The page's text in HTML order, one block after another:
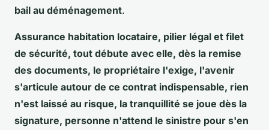
bail au déménagement.
Assurance habitation locataire, pilier légal et filet
de sécurité, tout débute avec elle, dès la remise
des documents, le propriétaire l'exige, l'avenir
s'articule autour de ce contrat indispensable, rien
n'est laissé au risque, la tranquillité se joue dès la
signature, personne n'attend le sinistre pour s'en